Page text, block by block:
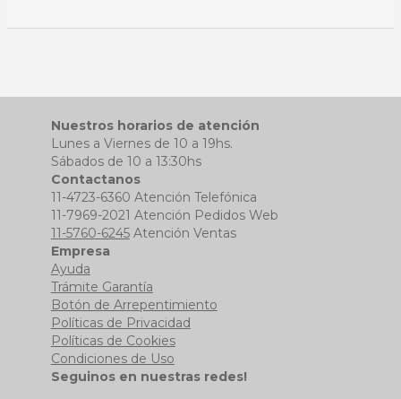
Nuestros horarios de atención
Lunes a Viernes de 10 a 19hs.
Sábados de 10 a 13:30hs
Contactanos
11-4723-6360 Atención Telefónica
11-7969-2021 Atención Pedidos Web
11-5760-6245Atención Ventas
Empresa
Ayuda
Trámite Garantía
Botón de Arrepentimiento
Políticas de Privacidad
Políticas de Cookies
Condiciones de Uso
Seguinos en nuestras redes!